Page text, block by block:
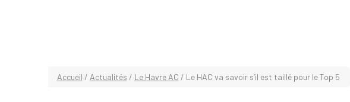
Accueil / Actualités / Le Havre AC / Le HAC va savoir s’il est taillé pour le Top 5